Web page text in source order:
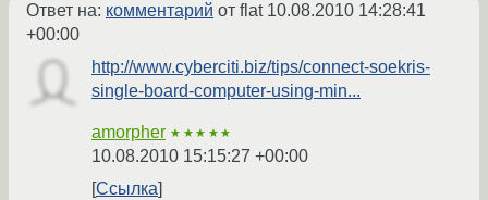
Ответ на: комментарий от flat 10.08.2010 14:28:41
+00:00
http://www.cyberciti.biz/tips/connect-soekris-
single-board-computer-using-min...
amorpher ★★★★★
10.08.2010 15:15:27 +00:00
Ссылка